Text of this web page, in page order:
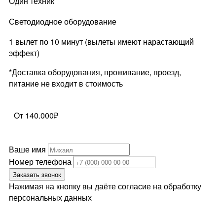
Светодиодное оборудование
1 вылет по 10 минут (вылеты имеют нарастающий
эффект)
*Доставка оборудования, проживание, проезд,
питание не входит в стоимость
От 140.000₽
Ваше имя
Номер телефона
Заказать звонок
Нажимая на кнопку вы даёте согласие на обработку
персональных данных